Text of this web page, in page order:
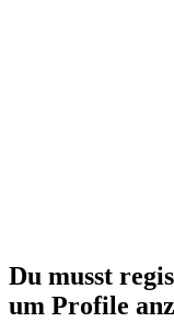
Du musst
um Profile